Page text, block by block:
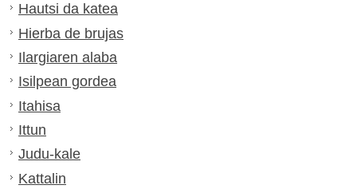
Hautsi da katea
Hierba de brujas
Ilargiaren alaba
Isilpean gordea
Itahisa
Ittun
Judu-kale
Kattalin